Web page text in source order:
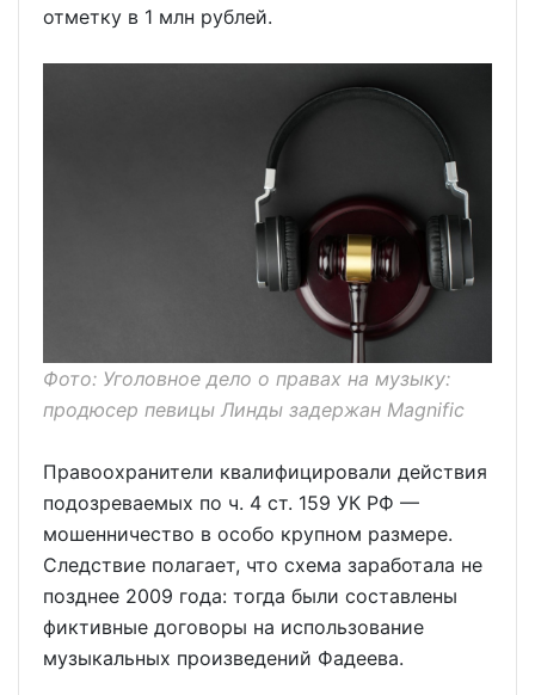
отметку в 1 млн рублей.
Фото: Уголовное дело о правах на музыку:
продюсер певицы Линды задержан Magnific
Правоохранители квалифицировали действия
подозреваемых по ч. 4 ст. 159 УК РФ —
мошенничество в особо крупном размере.
Следствие полагает, что схема заработала не
позднее 2009 года: тогда были составлены
фиктивные договоры на использование
музыкальных произведений Фадеева.